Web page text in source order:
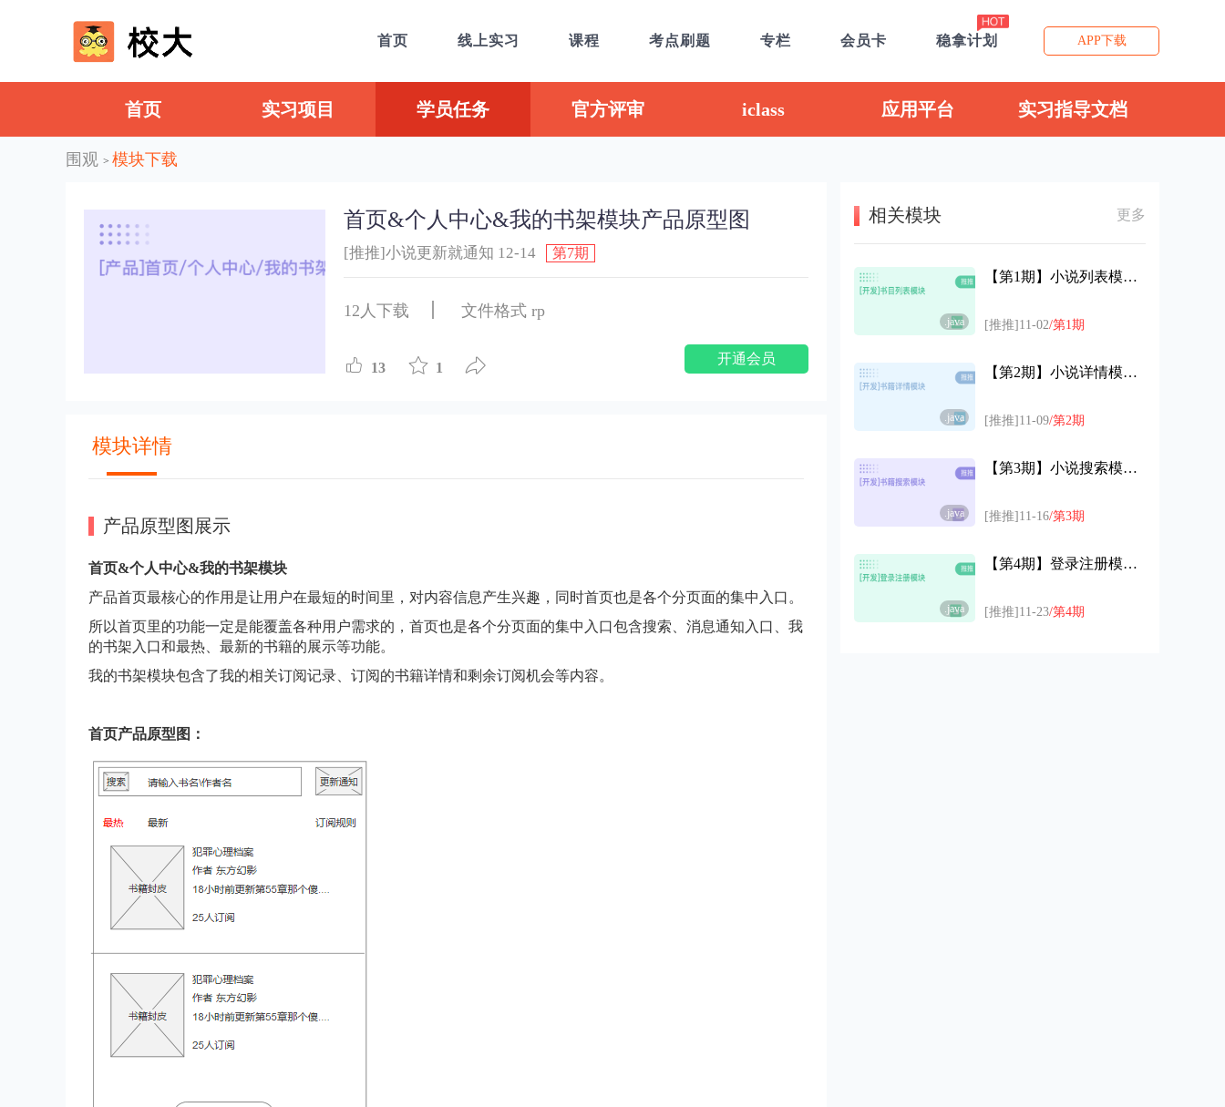
首页 线上实习 课程 考点刷题 专栏 会员卡 稳拿计划 APP下载
首页 实习项目 学员任务 官方评审 iclass 应用平台 实习指导文档
围观 > 模块下载
首页&个人中心&我的书架模块产品原型图
[推推]小说更新就通知 12-14 第7期
12人下载 文件格式 rp
13 1
开通会员
模块详情
产品原型图展示
首页&个人中心&我的书架模块
产品首页最核心的作用是让用户在最短的时间里，对内容信息产生兴趣，同时首页也是各个分页面的集中入口。
所以首页里的功能一定是能覆盖各种用户需求的，首页也是各个分页面的集中入口包含搜索、消息通知入口、我
的书架入口和最热、最新的书籍的展示等功能。
我的书架模块包含了我的相关订阅记录、订阅的书籍详情和剩余订阅机会等内容。
首页产品原型图：
相关模块 更多
.java
【第1期】小说列表模块开发代码
[推推]11-02/第1期
.java
【第2期】小说详情模块开发代码
[推推]11-09/第2期
.java
【第3期】小说搜索模块开发代码
[推推]11-16/第3期
.java
【第4期】登录注册模块开发代码
[推推]11-23/第4期